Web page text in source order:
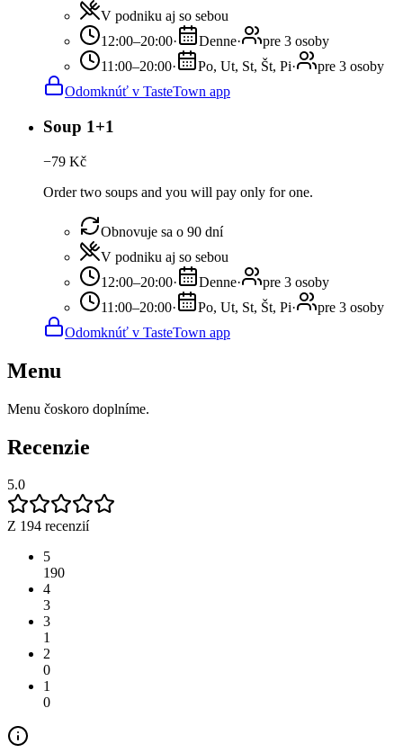
V podniku aj so sebou
12:00–20:00· Denne·
pre 3 osoby
11:00–20:00· Po, Ut, St, Št, Pi·
pre 3 osoby
Odomknúť v TasteTown app
Soup 1+1
−79 Kč
Order two soups and you will pay only for one.
Obnovuje sa o 90 dní
V podniku aj so sebou
12:00–20:00· Denne·
pre 3 osoby
11:00–20:00· Po, Ut, St, Št, Pi·
pre 3 osoby
Odomknúť v TasteTown app
Menu
Menu čoskoro doplníme.
Recenzie
5.0
Z 194 recenzií
5
190
4
3
3
1
2
0
1
0